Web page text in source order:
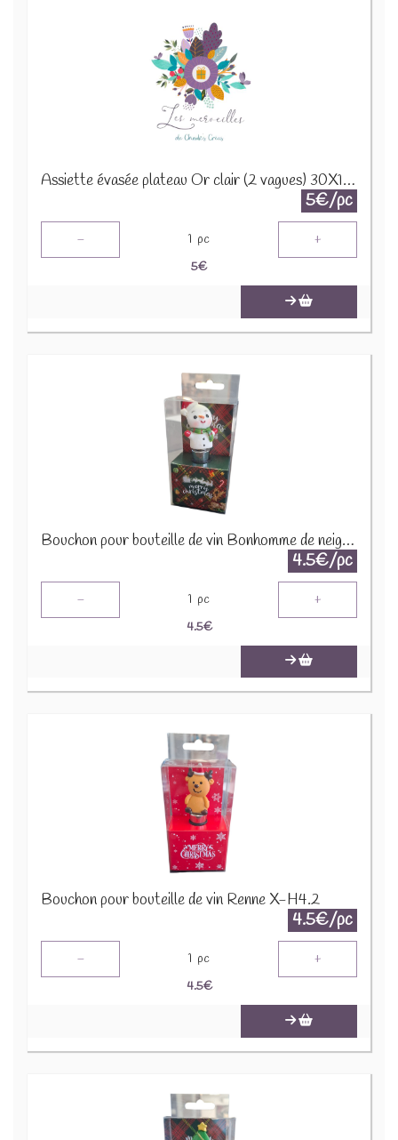
Assiette évasée plateau Or clair (2 vagues) 30X12H5CM 22334
5€/pc
- 1 pc +
5€
Bouchon pour bouteille de vin Bonhomme de neige X-M10.2
4.5€/pc
- 1 pc +
4.5€
Bouchon pour bouteille de vin Renne X-H4.2
4.5€/pc
- 1 pc +
4.5€